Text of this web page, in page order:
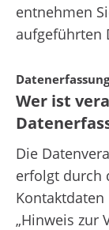
entnehmen
aufgeführten
Wer ist
Die
erfolgt durch
„Hinweis zur